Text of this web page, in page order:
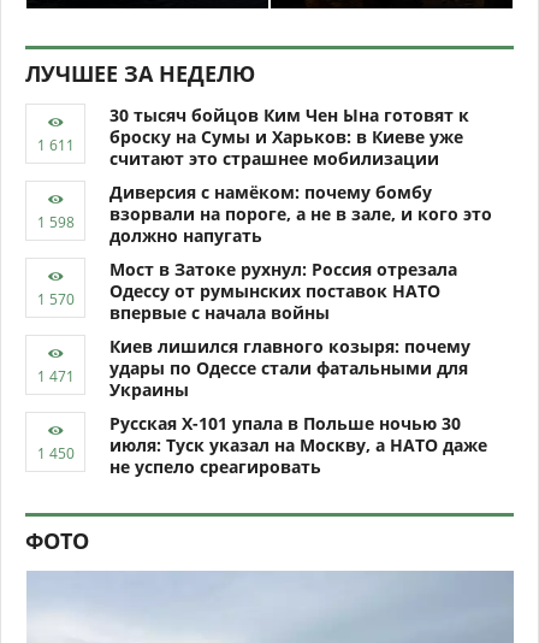
ЛУЧШЕЕ ЗА НЕДЕЛЮ
30 тысяч бойцов Ким Чен Ына готовят к
броску на Сумы и Харьков: в Киеве уже
считают это страшнее мобилизации
Диверсия с намёком: почему бомбу
взорвали на пороге, а не в зале, и кого это
должно напугать
Мост в Затоке рухнул: Россия отрезала
Одессу от румынских поставок НАТО
впервые с начала войны
Киев лишился главного козыря: почему
удары по Одессе стали фатальными для
Украины
Русская Х-101 упала в Польше ночью 30
июля: Туск указал на Москву, а НАТО даже
не успело среагировать
ФОТО